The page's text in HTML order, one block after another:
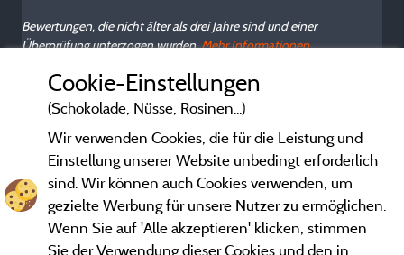
Bewertungen, die nicht älter als drei Jahre sind und einer
Überprüfung unterzogen wurden.Mehr Informationen
Cookie-Einstellungen
(Schokolade, Nüsse, Rosinen...)
Wir verwenden Cookies, die für die Leistung und
Einstellung unserer Website unbedingt erforderlich
sind. Wir können auch Cookies verwenden, um
gezielte Werbung für unsere Nutzer zu ermöglichen.
Wenn Sie auf 'Alle akzeptieren' klicken, stimmen
Sie der Verwendung dieser Cookies und den in